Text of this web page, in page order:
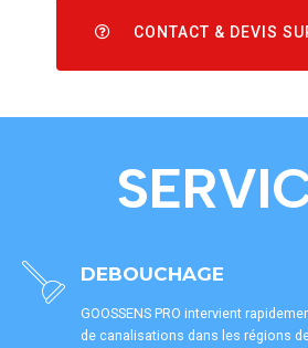
CONTACT & DEVIS
DEBOUCHAGE
GOOSSENS PRO intervient
de canalisations dans les régions